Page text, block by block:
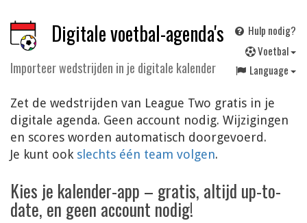
Digitale voetbal-agenda's
Importeer wedstrijden in je digitale kalender
Hulp nodig?
Voetbal
Language
Zet de wedstrijden van League Two gratis in je
digitale agenda. Geen account nodig. Wijzigingen
en scores worden automatisch doorgevoerd.
Je kunt ook slechts één team volgen.
Kies je kalender-app – gratis, altijd up-to-
date, en geen account nodig!